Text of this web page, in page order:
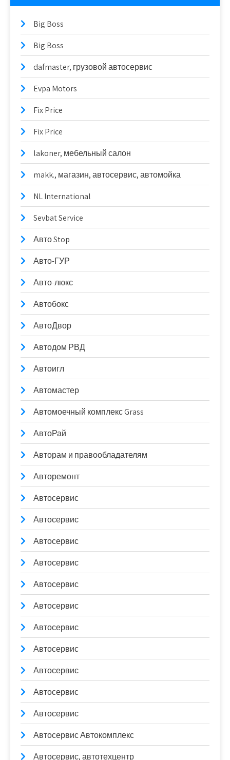
Big Boss
Big Boss
dafmaster, грузовой автосервис
Evpa Motors
Fix Price
Fix Price
lakoner, мебельный салон
makk., магазин, автосервис, автомойка
NL International
Sevbat Service
Авто Stop
Авто-ГУР
Авто-люкс
Автобокс
АвтоДвор
Автодом РВД
Автоигл
Автомастер
Автомоечный комплекс Grass
АвтоРай
Авторам и правообладателям
Авторемонт
Автосервис
Автосервис
Автосервис
Автосервис
Автосервис
Автосервис
Автосервис
Автосервис
Автосервис
Автосервис
Автосервис
Автосервис Автокомплекс
Автосервис, автотехцентр